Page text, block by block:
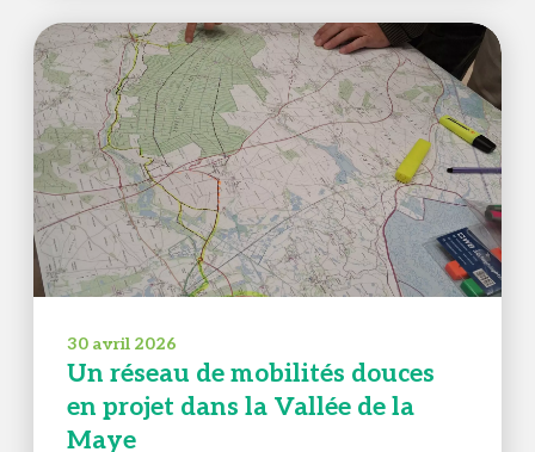
30 avril 2026
Un réseau de mobilités douces
en projet dans la Vallée de la
Maye